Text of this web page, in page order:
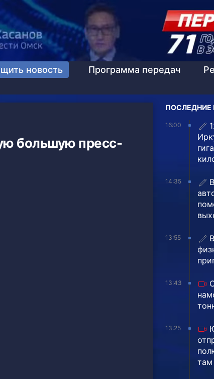
новость Программа передач
большую пресс-
ПОСЛЕДНИЕ
16:00
14:35
13:55
13:43
13:25
там